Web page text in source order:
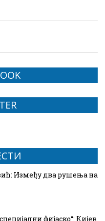
Између два рушења на
фијаско“: Кијев